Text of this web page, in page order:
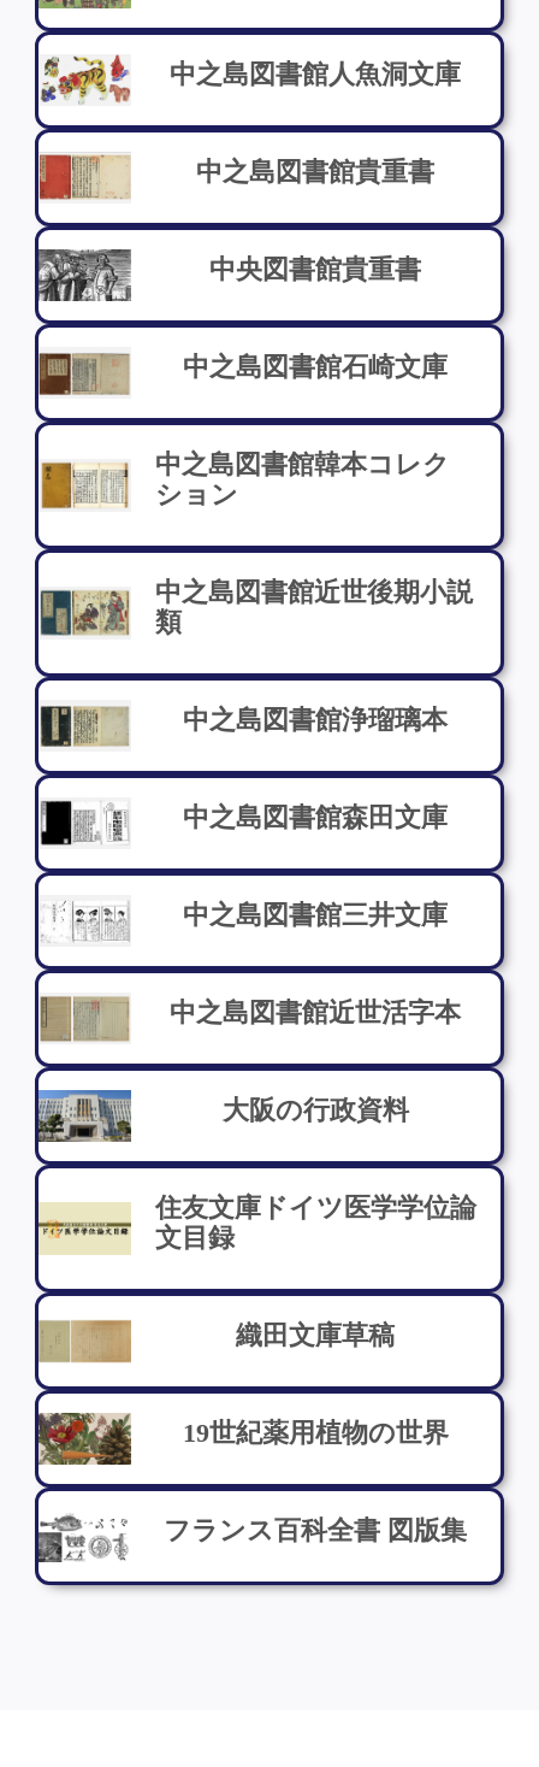
中之島図書館人魚洞文庫
中之島図書館貴重書
中央図書館貴重書
中之島図書館石崎文庫
中之島図書館韓本コレク
ション
中之島図書館近世後期小説
類
中之島図書館浄瑠璃本
中之島図書館森田文庫
中之島図書館三井文庫
中之島図書館近世活字本
大阪の行政資料
住友文庫ドイツ医学学位論
文目録
織田文庫草稿
19世紀薬用植物の世界
フランス百科全書 図版集